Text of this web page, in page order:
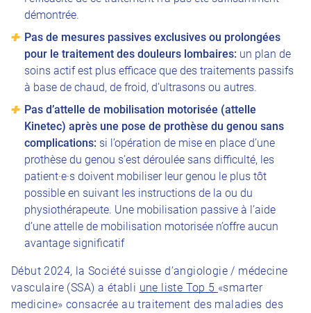
démontrée.
Pas de mesures passives exclusives ou prolongées
pour le traitement des douleurs lombaires: un plan de
soins actif est plus efficace que des traitements passifs
à base de chaud, de froid, d’ultrasons ou autres.
Pas d’attelle de mobilisation motorisée (attelle
Kinetec) après une pose de prothèse du genou sans
complications: si l’opération de mise en place d’une
prothèse du genou s’est déroulée sans difficulté, les
patient·e·s doivent mobiliser leur genou le plus tôt
possible en suivant les instructions de la ou du
physiothérapeute. Une mobilisation passive à l’aide
d’une attelle de mobilisation motorisée n’offre aucun
avantage significatif
Début 2024, la Société suisse d’angiologie / médecine
vasculaire (SSA) a établi une liste Top 5 «smarter
medicine» consacrée au traitement des maladies des